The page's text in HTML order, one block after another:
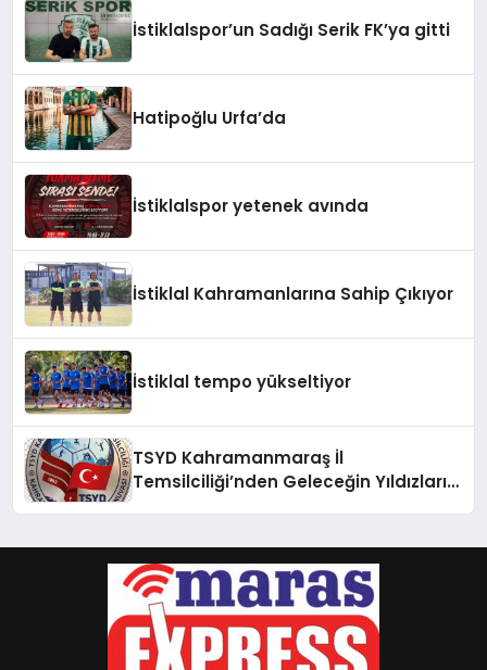
İstiklalspor’un Sadığı Serik FK’ya gitti
Hatipoğlu Urfa’da
İstiklalspor yetenek avında
İstiklal Kahramanlarına Sahip Çıkıyor
İstiklal tempo yükseltiyor
TSYD Kahramanmaraş İl
Temsilciliği’nden Geleceğin Yıldızları
Başlıyor